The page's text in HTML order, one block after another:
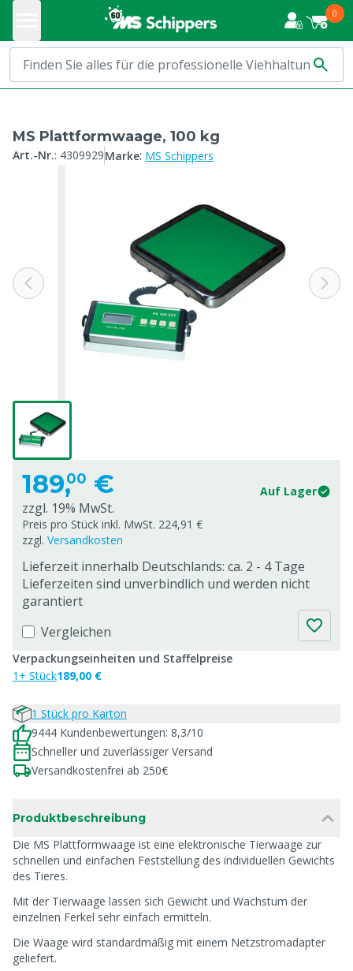
0
MS Plattformwaage, 100 kg
Art.-Nr.: 4309929Marke: MS Schippers
189,00 € Auf Lager
zzgl. 19% MwSt.
Preis pro Stück inkl. MwSt. 224,91 €
zzgl. Versandkosten
Lieferzeit innerhalb Deutschlands: ca. 2 - 4 Tage
Lieferzeiten sind unverbindlich und werden nicht
garantiert
Vergleichen
Verpackungseinheiten und Staffelpreise
1+ Stück189,00 €
1 Stück pro Karton
9444 Kundenbewertungen: 8,3/10
Schneller und zuverlässiger Versand
Versandkostenfrei ab 250€
Produktbeschreibung
Die MS Plattformwaage ist eine elektronische Tierwaage zur
schnellen und einfachen Feststellung des individuellen Gewichts
des Tieres.
Mit der Tierwaage lassen sich Gewicht und Wachstum der
einzelnen Ferkel sehr einfach ermitteln.
Die Waage wird standardmäßig mit einem Netzstromadapter
geliefert.